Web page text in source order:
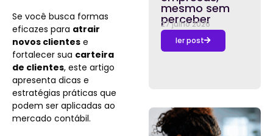
Se você busca formas
eficazes para atrair
novos clientes e
fortalecer sua carteira
de clientes, este artigo
apresenta dicas e
estratégias práticas que
podem ser aplicadas ao
mercado contábil.
mesmo sem
perceber
27 julho 2026
ler post